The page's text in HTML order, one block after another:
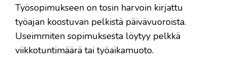
Työsopimukseen on tosin harvoin kirjattu
työajan koostuvan pelkistä päivävuoroista.
Useimmiten sopimuksesta löytyy pelkkä
viikkotuntimäärä tai työaikamuoto.